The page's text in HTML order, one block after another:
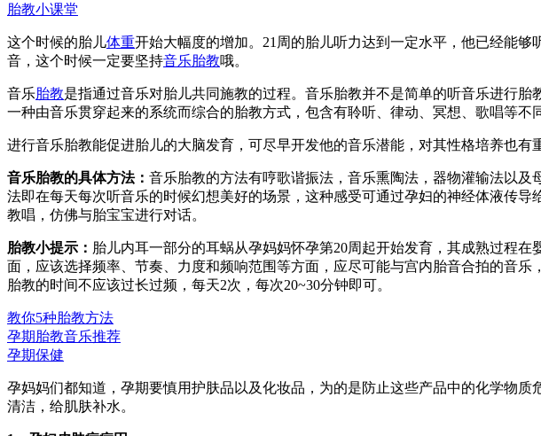
胎教小课堂
这个时候的胎儿体重开始大幅度的增加。21周的胎儿听力达到一定水平，他已经能
音，这个时候一定要坚持音乐胎教哦。
音乐胎教是指通过音乐对胎儿共同施教的过程。音乐胎教并不是简单的听音乐进行
一种由音乐贯穿起来的系统而综合的胎教方式，包含有聆听、律动、冥想、歌唱等不
进行音乐胎教能促进胎儿的大脑发育，可尽早开发他的音乐潜能，对其性格培养也
音乐胎教的具体方法： 音乐胎教的方法有哼歌谐振法，音乐熏陶法，器物灌输法以
法即在每天每次听音乐的时候幻想美好的场景，这种感受可通过孕妇的神经体液传
教唱，仿佛与胎宝宝进行对话。
胎教小提示： 胎儿内耳一部分的耳蜗从孕妈妈怀孕第20周起开始发育，其成熟过程
面，应该选择频率、节奏、力度和频响范围等方面，应尽可能与宫内胎音合拍的音
胎教的时间不应该过长过频，每天2次，每次20~30分钟即可。
教你5种胎教方法
孕期胎教音乐推荐
孕期保健
孕妈妈们都知道，孕期要慎用护肤品以及化妆品，为的是防止这些产品中的化学物质
清洁，给肌肤补水。